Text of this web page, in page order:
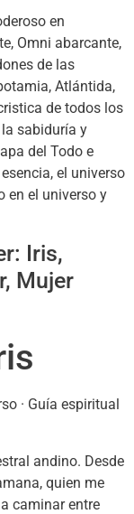
en
Omni abarcante,
de las
Atlántida,
de todos los
sabiduría y
del Todo e
el universo
en el universo y
Iris,
Mujer
· Guía espiritual
andino. Desde
quien me
caminar entre